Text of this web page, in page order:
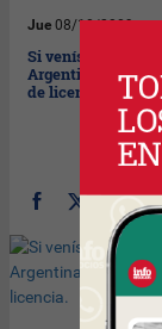
Jue 08/10/2009
Si venís a votar
Argentina tenés
de licencia.